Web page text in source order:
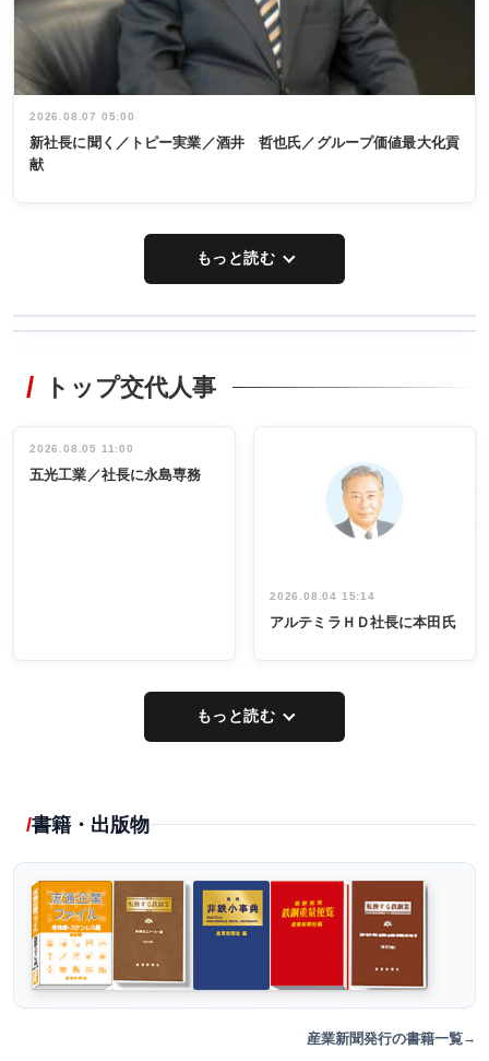
2026.08.07 05:00
新社長に聞く／トピー実業／酒井 哲也氏／グループ価値最大化貢
献
もっと読む
非鉄業界で
インタビュ
ー／社内ア
タックトレー
祝う 業界関
係者ら220人
出席
トップ交代人事
2026.08.05 11:00
五光工業／社長に永島専務
2026.08.04 15:14
アルテミラＨＤ社長に本田氏
もっと読む
書籍・出版物
産業新聞発行の書籍一覧